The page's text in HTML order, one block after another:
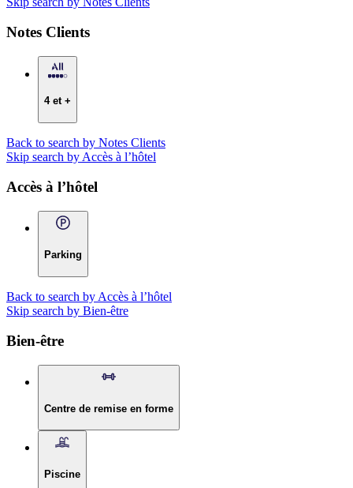
Notes Clients
4 et +
Back to search by Notes Clients
Skip search by Accès à l’hôtel
Accès à l’hôtel
Parking
Back to search by Accès à l’hôtel
Skip search by Bien-être
Bien-être
Centre de remise en forme
Piscine